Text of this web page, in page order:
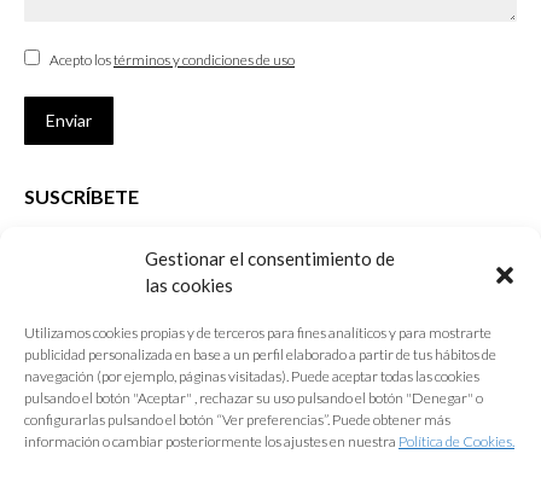
Gestionar el consentimiento de
las cookies
Utilizamos cookies propias y de terceros para fines analíticos y para mostrarte
publicidad personalizada en base a un perfil elaborado a partir de tus hábitos de
navegación (por ejemplo, páginas visitadas). Puede aceptar todas las cookies
pulsando el botón "Aceptar" , rechazar su uso pulsando el botón "Denegar" o
configurarlas pulsando el botón “Ver preferencias”. Puede obtener más
información o cambiar posteriormente los ajustes en nuestra Política de Cookies.
Acepto lostérminos y condiciones de uso
Enviar
SUSCRÍBETE
que desarrolla el Colegio de Arquitectos de Cádiz
E-mail *
Acepto lostérminos y condiciones de uso